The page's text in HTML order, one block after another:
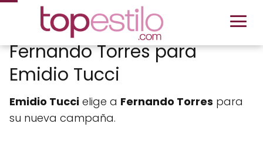
Fernando Torres para
Emidio Tucci
Emidio Tucci elige a Fernando Torres para
su nueva campaña.